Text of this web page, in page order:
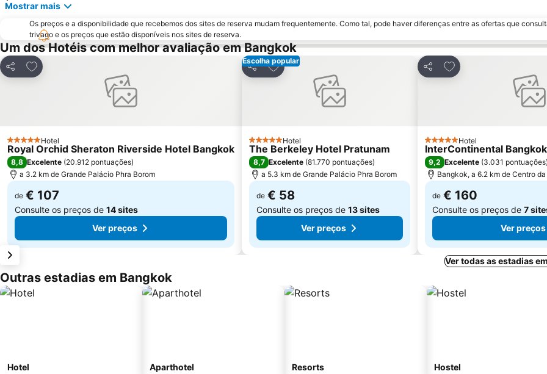
Mostrar mais
Os preços e a disponibilidade que recebemos dos sites de reserva mudam frequentemente. Como tal, pode haver diferenças entre as ofertas que
trivago e os preços que estão disponíveis nos sites de reserva.
Um dos Hotéis com melhor avaliação em Bangkok
Partilhar
Adicionar aos favoritos
5 EstrelasHotel
Royal Orchid Sheraton Riverside Hotel Bangkok
8,8 Excelente (20.912 pontuações)
a 3.2 km de Grande Palácio Phra Borom
de € 107
Consulte os preços de 14 sites
Ver preços
Escolha popular
Partilhar
Adicionar aos favoritos
5 EstrelasHotel
The Berkeley Hotel Pratunam
8,7 Excelente (81.770 pontuações)
a 5.3 km de Grande Palácio Phra Borom
de € 58
Consulte os preços de 13 sites
Ver preços
Partilhar
Adicionar aos favoritos
5 EstrelasHotel
InterContinental Bangkok
9,2 Excelente (3.031 pontuações)
Bangkok, a 6.2 km de Centro
de € 160
Consulte os preços de 7
Ver preços
Ver todas as estadias
Outras estadias em Bangkok
Hotel Aparthotel Resorts Hostel